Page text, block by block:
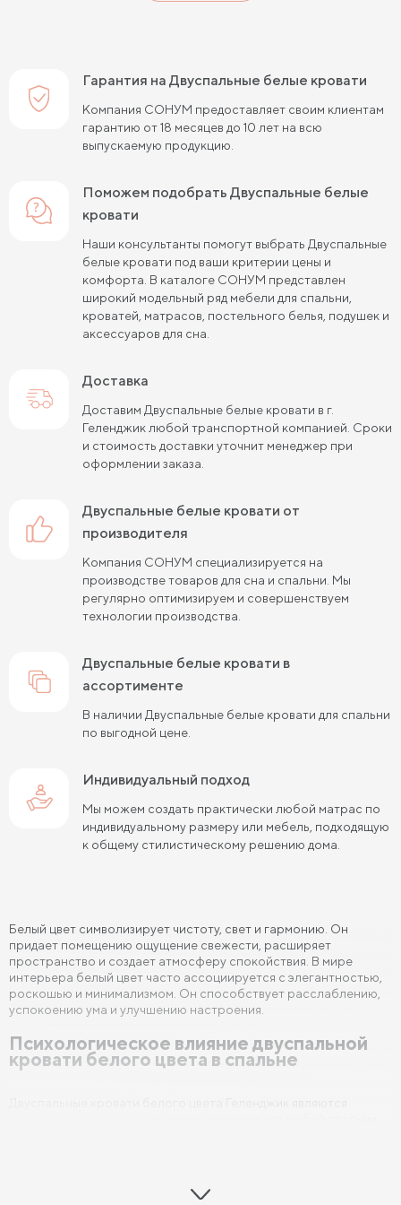
Двуспальные кровати 200 см шириной
Двуспальные кровати 190 см длиной
Двуспальные кровати 120х190 см
Двуспальные кровати 120х200 см
Двуспальные кровати 140х190 см
Двуспальные кровати 140х200 см
Двуспальные кровати 160х200 см
Двуспальные кровати 180х190 см
Двуспальные кровати 180х200 см
Двуспальные кровати с подъемным механизмом
Двуспальные кровати для взрослых
Гарантия на Двуспальные белые кровати
Компания СОНУМ предоставляет своим клиентам
гарантию от 18 месяцев до 10 лет на всю
выпускаемую продукцию.
Поможем подобрать Двуспальные белые
кровати
Наши консультанты помогут выбрать Двуспальные
белые кровати под ваши критерии цены и
комфорта. В каталоге СОНУМ представлен
широкий модельный ряд мебели для спальни,
кроватей, матрасов, постельного белья, подушек и
аксессуаров для сна.
Доставка
Доставим Двуспальные белые кровати в г.
Геленджик любой транспортной компанией. Сроки
и стоимость доставки уточнит менеджер при
оформлении заказа.
Двуспальные белые кровати от
производителя
Компания СОНУМ специализируется на
производстве товаров для сна и спальни. Мы
регулярно оптимизируем и совершенствуем
технологии производства.
Двуспальные белые кровати в
ассортименте
В наличии Двуспальные белые кровати для спальни
по выгодной цене.
Индивидуальный подход
Мы можем создать практически любой матрас по
индивидуальному размеру или мебель, подходящую
к общему стилистическому решению дома.
Белый цвет символизирует чистоту, свет и гармонию. Он
придает помещению ощущение свежести, расширяет
пространство и создает атмосферу спокойствия. В мире
интерьера белый цвет часто ассоциируется с элегантностью,
роскошью и минимализмом. Он способствует расслаблению,
успокоению ума и улучшению настроения.
Психологическое влияние двуспальной
кровати белого цвета в спальне
стресса после напряженного дня.